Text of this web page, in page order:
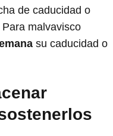
de caducidad o
malvavisco
su caducidad o